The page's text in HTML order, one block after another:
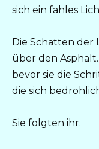
sich ein fahles
Die Schatten der
über den
bevor sie die
die sich
Sie folgten ihr.